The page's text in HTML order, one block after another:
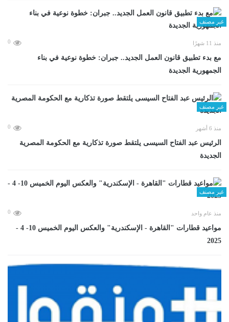
غير مصنف
منذ 11 شهرًا 0
مع بدء تطبيق قانون العمل الجديد.. جبران: خطوة نوعية في بناء
الجمهورية الجديدة
غير مصنف
منذ 6 أشهر 0
الرئيس عبد الفتاح السيسى يلتقط صورة تذكارية مع الحكومة المصرية
الجديدة
غير مصنف
منذ عام واحد 0
مواعيد قطارات "القاهرة - الإسكندرية" والعكس اليوم الخميس 10- 4 -
2025